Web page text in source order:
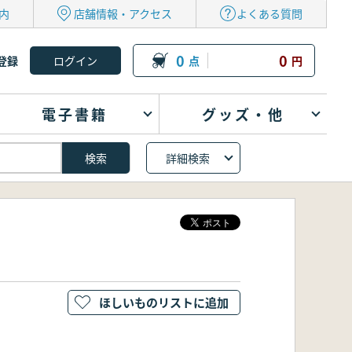
店舗情報・アクセス よくある質問
録 0 点 0 円
電子書籍 グッズ・他
詳細検索
ほしいものリストに追加